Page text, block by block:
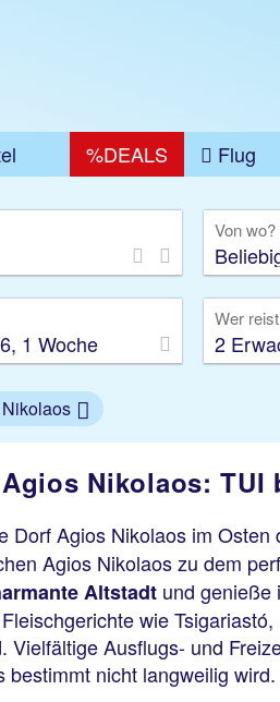
%DEALS Flug
Von wo?
1 Woche
Wer
2
Nikolaos:
Dorf Agios Nikolaos im
Agios Nikolaos zu dem
Altstadt und genieße
wie
Vielfältige Ausflugs- und
bestimmt nicht langweilig wird.